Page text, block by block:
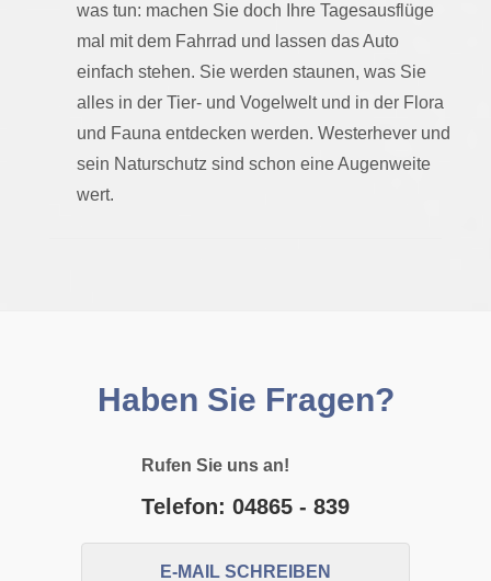
was tun: machen Sie doch Ihre Tagesausflüge
mal mit dem Fahrrad und lassen das Auto
einfach stehen. Sie werden staunen, was Sie
alles in der Tier- und Vogelwelt und in der Flora
und Fauna entdecken werden. Westerhever und
sein Naturschutz sind schon eine Augenweite
wert.
Haben Sie Fragen?
Rufen Sie uns an!
Telefon: 04865 - 839
E-MAIL SCHREIBEN